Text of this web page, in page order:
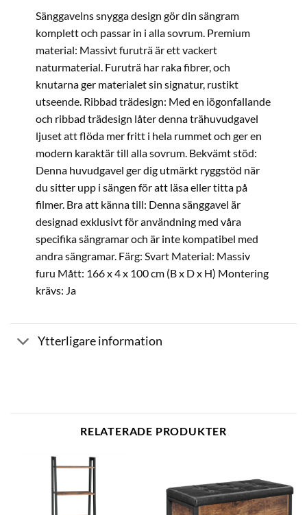
Sänggavelns snygga design gör din sängram
komplett och passar in i alla sovrum. Premium
material: Massivt furuträ är ett vackert
naturmaterial. Furuträ har raka fibrer, och
knutarna ger materialet sin signatur, rustikt
utseende. Ribbad trädesign: Med en iögonfallande
och ribbad trädesign låter denna trähuvudgavel
ljuset att flöda mer fritt i hela rummet och ger en
modern karaktär till alla sovrum. Bekvämt stöd:
Denna huvudgavel ger dig utmärkt ryggstöd när
du sitter upp i sängen för att läsa eller titta på
filmer. Bra att känna till: Denna sänggavel är
designad exklusivt för användning med våra
specifika sängramar och är inte kompatibel med
andra sängramar. Färg: Svart Material: Massiv
furu Mått: 166 x 4 x 100 cm (B x D x H) Montering
krävs: Ja
Ytterligare information
RELATERADE PRODUKTER